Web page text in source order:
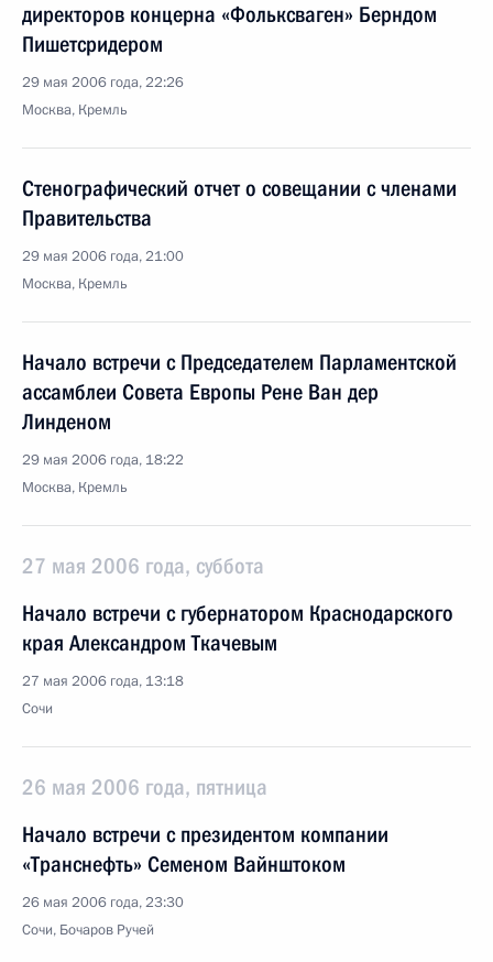
директоров концерна «Фольксваген» Берндом
Пишетсридером
29 мая 2006 года, 22:26
Москва, Кремль
Стенографический отчет о совещании с членами
Правительства
29 мая 2006 года, 21:00
Москва, Кремль
Начало встречи с Председателем Парламентской
ассамблеи Совета Европы Рене Ван дер
Линденом
29 мая 2006 года, 18:22
Москва, Кремль
27 мая 2006 года, суббота
Начало встречи с губернатором Краснодарского
края Александром Ткачевым
27 мая 2006 года, 13:18
Сочи
26 мая 2006 года, пятница
Начало встречи с президентом компании
«Транснефть» Семеном Вайнштоком
26 мая 2006 года, 23:30
Сочи, Бочаров Ручей